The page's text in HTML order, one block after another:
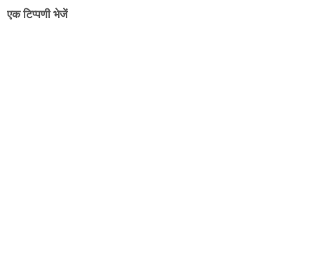
एक टिप्पणी भेजें